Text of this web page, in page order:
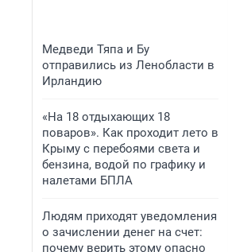
Медведи Тяпа и Бу
отправились из Ленобласти в
Ирландию
«На 18 отдыхающих 18
поваров». Как проходит лето в
Крыму с перебоями света и
бензина, водой по графику и
налетами БПЛА
Людям приходят уведомления
о зачислении денег на счет:
почему верить этому опасно